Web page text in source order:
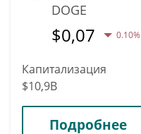
DOGE
$0,07 0.10%
Капитализация
$10,9B
Подробнее